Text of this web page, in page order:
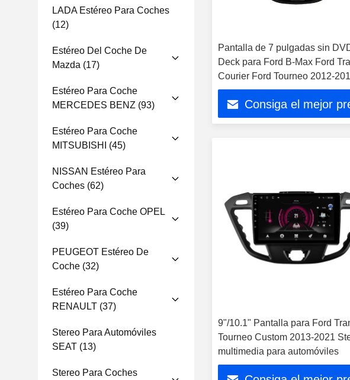
LADA Estéreo Para Coches
(12)
Estéreo Del Coche De
Mazda (17)
Estéreo Para Coche
MERCEDES BENZ (93)
Estéreo Para Coche
MITSUBISHI
(45)
NISSAN Estéreo Para
Coches (62)
Estéreo Para Coche OPEL
(39)
PEUGEOT Estéreo De
Coche (32)
Estéreo Para Coche
RENAULT (37)
Stereo Para Automóviles
SEAT (13)
Stereo Para Coches
Pantalla de 7 pulgadas sin
Deck para Ford B-Max Ford
Courier Ford Tourneo 2012-
Estéreo de coche
Consiga el mejor
9"/10.1" Pantalla para Ford
Tourneo Custom 2013-2021
multimedia para automóviles